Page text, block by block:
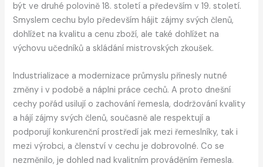
být ve druhé polovině 18. století a především v 19. století.
Smyslem cechu bylo především hájit zájmy svých členů,
dohlížet na kvalitu a cenu zboží, ale také dohlížet na
výchovu učedníků a skládání mistrovských zkoušek.
Industrializace a modernizace průmyslu přinesly nutné
změny i v podobě a náplni práce cechů. A proto dnešní
cechy pořád usilují o zachování řemesla, dodržování kvality
a hájí zájmy svých členů, současně ale respektují a
podporují konkurenční prostředí jak mezi řemeslníky, tak i
mezi výrobci, a členství v cechu je dobrovolné. Co se
nezměnilo, je dohled nad kvalitním prováděním řemesla.